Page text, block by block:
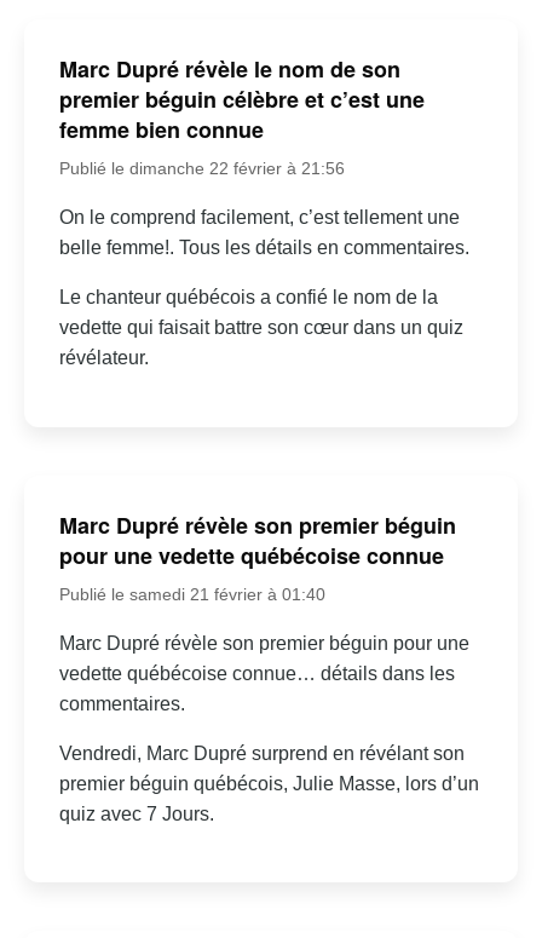
Marc Dupré révèle le nom de son
premier béguin célèbre et c’est une
femme bien connue
Publié le dimanche 22 février à 21:56
On le comprend facilement, c’est tellement une
belle femme!. Tous les détails en commentaires.
Le chanteur québécois a confié le nom de la
vedette qui faisait battre son cœur dans un quiz
révélateur.
Marc Dupré révèle son premier béguin
pour une vedette québécoise connue
Publié le samedi 21 février à 01:40
Marc Dupré révèle son premier béguin pour une
vedette québécoise connue… détails dans les
commentaires.
Vendredi, Marc Dupré surprend en révélant son
premier béguin québécois, Julie Masse, lors d’un
quiz avec 7 Jours.